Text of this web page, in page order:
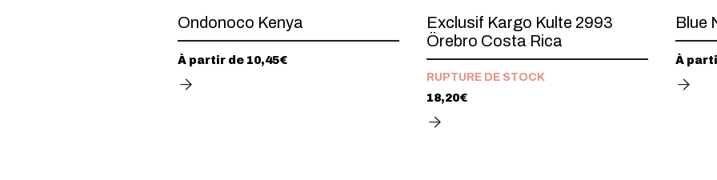
Ondonoco Kenya
À partir de 10,45€
Exclusif Kargo Kulte 2993
Örebro Costa Rica
RUPTURE DE STOCK
18,20€
Blue
À